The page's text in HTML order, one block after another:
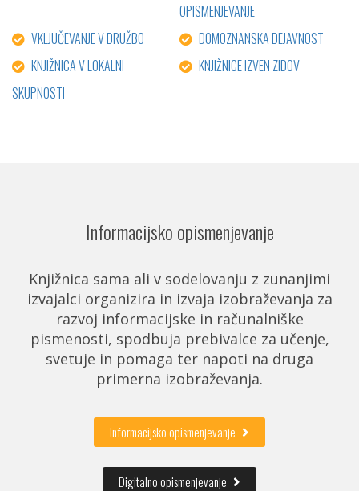
OPISMENJEVANJE
VKLJUČEVANJE V DRUŽBO
DOMOZNANSKA DEJAVNOST
KNJIŽNICA V LOKALNI
SKUPNOSTI
KNJIŽNICE IZVEN ZIDOV
Informacijsko opismenjevanje
Knjižnica sama ali v sodelovanju z zunanjimi
izvajalci organizira in izvaja izobraževanja za
razvoj informacijske in računalniške
pismenosti, spodbuja prebivalce za učenje,
svetuje in pomaga ter napoti na druga
primerna izobraževanja.
Informacijsko opismenjevanje
Digitalno opismenjevanje